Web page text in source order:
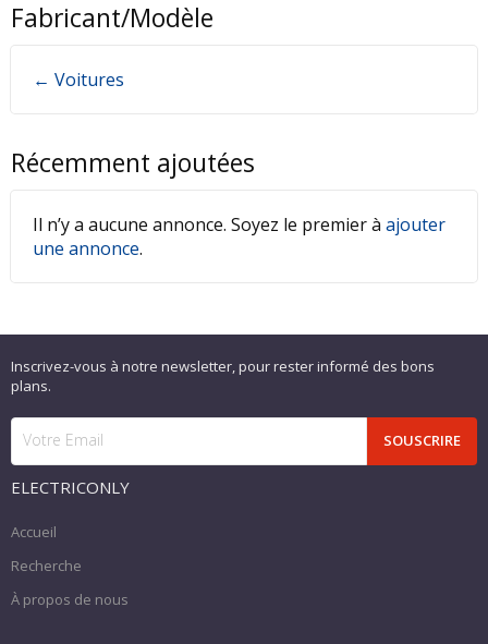
Fabricant/Modèle
← Voitures
Récemment ajoutées
Il n’y a aucune annonce. Soyez le premier à ajouter
une annonce.
Inscrivez-vous à notre newsletter, pour rester informé des bons
plans.
ELECTRICONLY
Accueil
Recherche
À propos de nous